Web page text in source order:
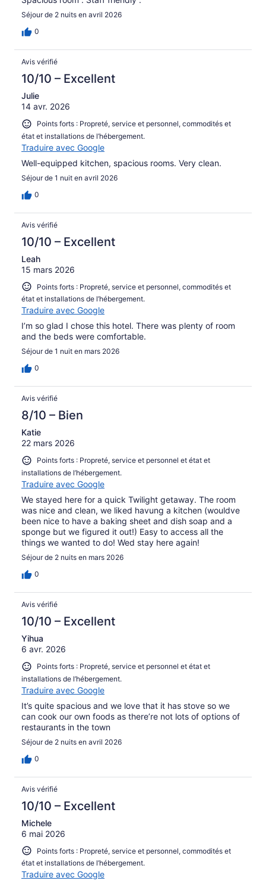
Séjour de 2 nuits en avril 2026
0
Avis vérifié
10/10 – Excellent
Julie
14 avr. 2026
Points forts : Propreté, service et personnel, commodités et
état et installations de l’hébergement.
Traduire avec Google
Well-equipped kitchen, spacious rooms. Very clean.
Séjour de 1 nuit en avril 2026
0
Avis vérifié
10/10 – Excellent
Leah
15 mars 2026
Points forts : Propreté, service et personnel, commodités et
état et installations de l’hébergement.
Traduire avec Google
I’m so glad I chose this hotel. There was plenty of room
and the beds were comfortable.
Séjour de 1 nuit en mars 2026
0
Avis vérifié
8/10 – Bien
Katie
22 mars 2026
Points forts : Propreté, service et personnel et état et
installations de l’hébergement.
Traduire avec Google
We stayed here for a quick Twilight getaway. The room
was nice and clean, we liked havung a kitchen (wouldve
been nice to have a baking sheet and dish soap and a
sponge but we figured it out!) Easy to access all the
things we wanted to do! Wed stay here again!
Séjour de 2 nuits en mars 2026
0
Avis vérifié
10/10 – Excellent
Yihua
6 avr. 2026
Points forts : Propreté, service et personnel et état et
installations de l’hébergement.
Traduire avec Google
It’s quite spacious and we love that it has stove so we
can cook our own foods as there’re not lots of options of
restaurants in the town
Séjour de 2 nuits en avril 2026
0
Avis vérifié
10/10 – Excellent
Michele
6 mai 2026
Points forts : Propreté, service et personnel, commodités et
état et installations de l’hébergement.
Traduire avec Google